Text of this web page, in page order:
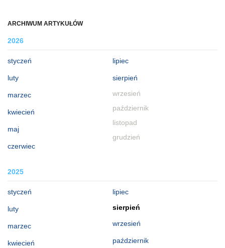
ARCHIWUM ARTYKUŁÓW
2026
styczeń
luty
marzec
kwiecień
maj
czerwiec
lipiec
sierpień
wrzesień
październik
listopad
grudzień
2025
styczeń
luty
marzec
kwiecień
lipiec
sierpień
wrzesień
październik